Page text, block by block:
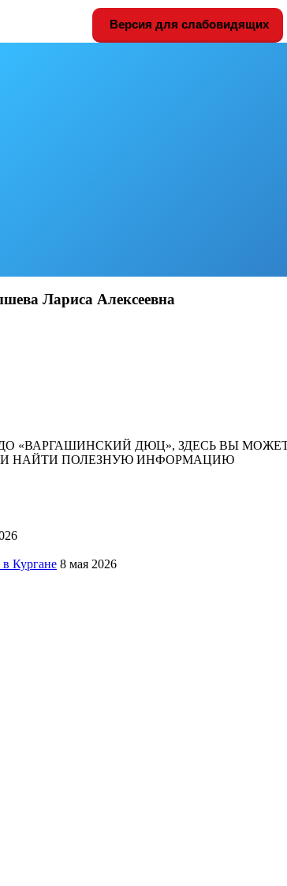
Версия для слабовидящих
Лариса Алексеевна
«ВАРГАШИНСКИЙ ДЮЦ», ЗДЕСЬ ВЫ
И НАЙТИ ПОЛЕЗНУЮ ИНФОРМАЦИЮ
Кургане 8 мая 2026